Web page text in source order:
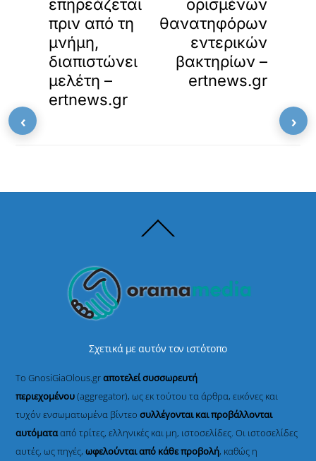
επηρεάζεται
πριν από τη
μνήμη,
διαπιστώνει
μελέτη –
ertnews.gr
ορισμένων
θανατηφόρων
εντερικών
βακτηρίων –
ertnews.gr
To
Σχετικά με αυτόν τον ιστότοπο
Το GnosiGiaOlous.grαποτελεί συσσωρευτή
περιεχομένου(aggregator), ως εκ τούτου τα άρθρα, εικόνες και
τυχόν ενσωματωμένα βίντεοσυλλέγονται και προβάλλονται
αυτόματααπό τρίτες, ελληνικές και μη, ιστοσελίδες. Οι ιστοσελίδες
αυτές, ως πηγές,ωφελούνται από κάθε προβολή, καθώς η
‹ ›